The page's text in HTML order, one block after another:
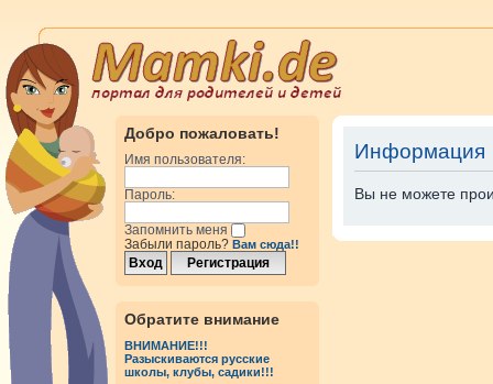
Добро пожаловать!
Имя пользователя:
Пароль:
Запомнить меня
Забыли пароль? Вам сюда!!
Обратите внимание
ВНИМАНИЕ!!!
Разыскиваются русские
школы, клубы, садики!!!
Информация
Вы не можете